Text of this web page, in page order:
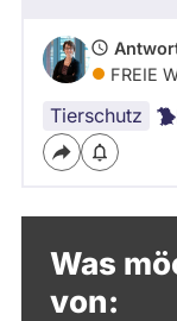
FREIE
Tierschutz
Was
von: